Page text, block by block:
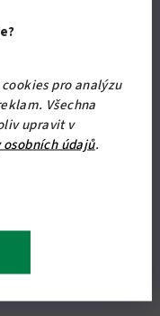
pro analýzu
Všechna
upravit v
údajů.